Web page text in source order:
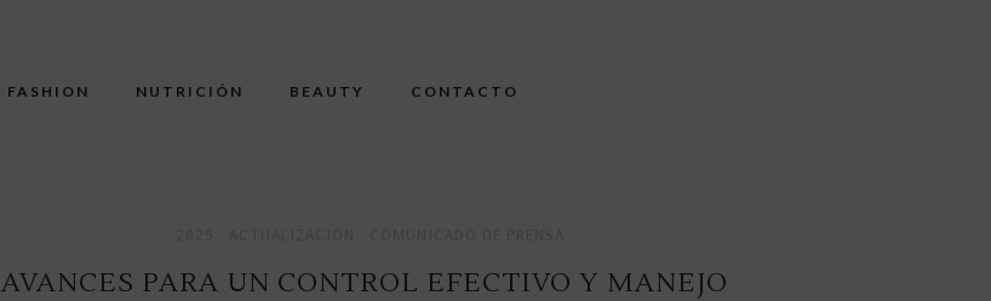
FASHION NUTRICIÓN BEAUTY CONTACTO
AVANCES PARA UN CONTROL EFECTIVO Y MANEJO